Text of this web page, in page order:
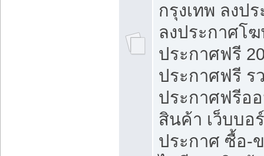
กรุงเทพ ลงป
ลงประกาศโ
ประกาศฟรี
ประกาศฟรี ร
ประกาศฟรีอ
สินค้า เว็บบอ
ประกาศ ซื้อ-